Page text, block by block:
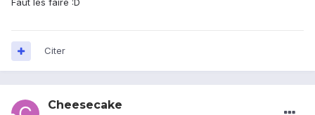
Faut les faire :D
Citer
Cheesecake